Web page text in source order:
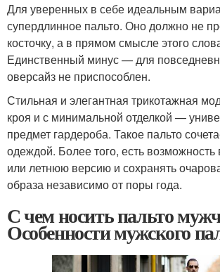
Для уверенных в себе идеальным
супердлинное пальто. Оно должно не
косточку, а в прямом смысле этого
Единственный минус — для
оверсайз не приспособлен.
Стильная и элегантная трикотажная
кроя и с минимальной отделкой —
предмет гардероба. Такое пальто
одеждой. Более того, есть
или летнюю версию и сохранять
образа независимо от поры года.
С чем носить пальто
Особенности мужского